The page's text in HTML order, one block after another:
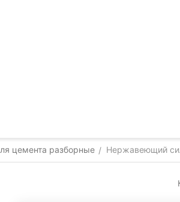
цемента разборные / Нержавеющий